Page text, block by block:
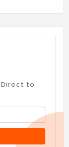
to